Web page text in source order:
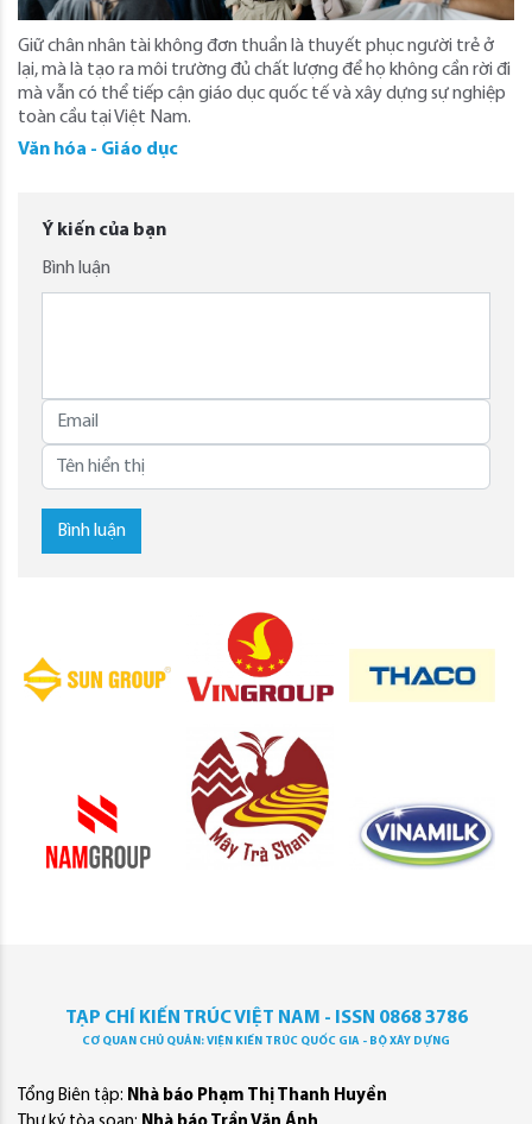
Giữ chân nhân tài không đơn thuần là thuyết phục người trẻ ở
lại, mà là tạo ra môi trường đủ chất lượng để họ không cần rời đi
mà vẫn có thể tiếp cận giáo dục quốc tế và xây dựng sự nghiệp
toàn cầu tại Việt Nam.
Văn hóa - Giáo dục
Ý kiến của bạn
Bình luận
Bình luận
TẠP CHÍ KIẾN TRÚC VIỆT NAM - ISSN 0868 3786
CƠ QUAN CHỦ QUẢN: VIỆN KIẾN TRÚC QUỐC GIA - BỘ XÂY DỰNG
Tổng Biên tập: Nhà báo Phạm Thị Thanh Huyền